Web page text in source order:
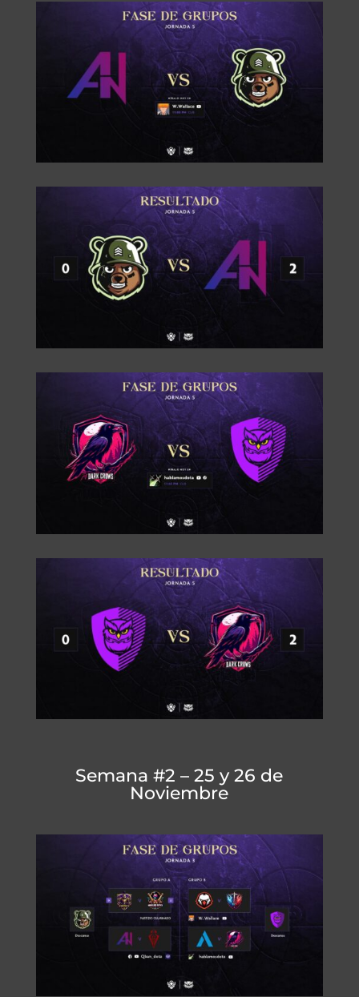
Semana #2 – 25 y 26 de
Noviembre